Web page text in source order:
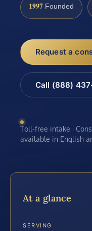
1997 Founded
Request a
Call (888)
Toll-free intake ·
available in English
At a glance
SERVING